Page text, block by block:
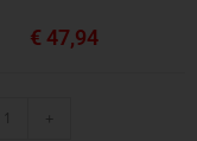
€ 47,94
+